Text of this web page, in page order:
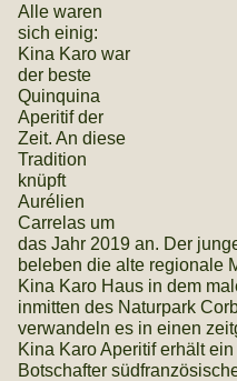
Alle waren
sich einig:
Kina Karo war
der beste
Quinquina
Aperitif der
Zeit. An diese
Tradition
knüpft
Aurélien
Carrelas um
das Jahr 2019 an. Der
beleben die alte regionale
Kina Karo Haus in dem
inmitten des Naturpark
verwandeln es in einen
Kina Karo Aperitif erhält
Botschafter